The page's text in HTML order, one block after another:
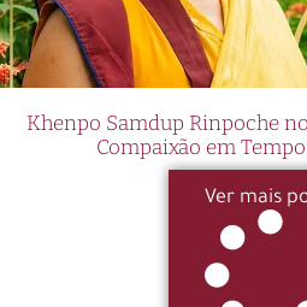
Khenpo Samdup Rinpoche
Compaixão em
Ver mais